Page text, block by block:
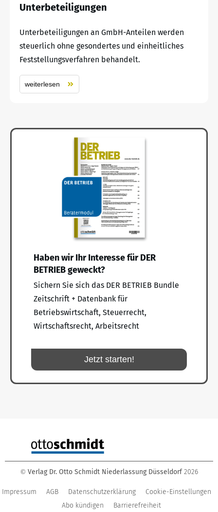
Unterbeteiligungen
Unterbeteiligungen an GmbH-Anteilen werden
steuerlich ohne gesondertes und einheitliches
Feststellungsverfahren behandelt.
weiterlesen
Haben wir Ihr Interesse für DER
BETRIEB geweckt?
Sichern Sie sich das DER BETRIEB Bundle
Zeitschrift + Datenbank für
Betriebswirtschaft, Steuerrecht,
Wirtschaftsrecht, Arbeitsrecht
Jetzt starten!
© Verlag Dr. Otto Schmidt Niederlassung Düsseldorf 2026
Impressum AGB Datenschutzerklärung
Cookie-Einstellungen
Abo kündigen
Barrierefreiheit